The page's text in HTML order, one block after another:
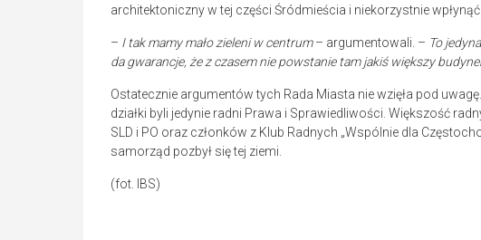
architektoniczny w tej części Śródmieścia i niekorzystnie
– I tak mamy mało zieleni w centrum– argumentowali. – To
da gwarancje, że z czasem nie powstanie tam jakiś większy
Ostatecznie argumentów tych Rada Miasta nie wzięła pod
działki byli jedynie radni Prawa i Sprawiedliwości. Większość
SLD i PO oraz członków z Klub Radnych „Wspólnie dla
samorząd pozbył się tej ziemi.
(fot. IBS)